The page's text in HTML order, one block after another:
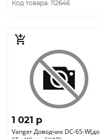
Код товара: 112646
1 021 p
Vanger Доводчик DC-65-W(до